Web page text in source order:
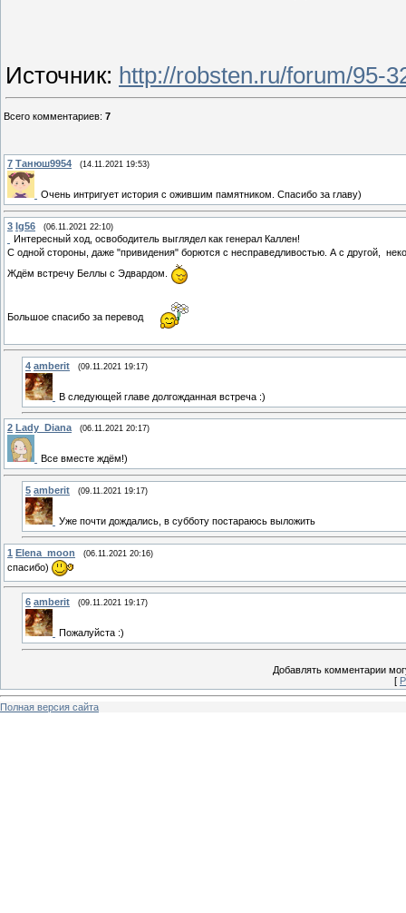
Источник: http://robsten.ru/forum/95-
Всего комментариев: 7
7 Танюш9954 (14.11.2021 19:53)
Очень интригует история с ожившим памятником. Спасибо за главу)
3 Ig56 (06.11.2021 22:10)
Интересный ход, освободитель выглядел как генерал Каллен!
С одной стороны, даже "привидения" борются с несправедливостью. А с другой,
Ждём встречу Беллы с Эдвардом.
Большое спасибо за перевод
4 amberit (09.11.2021 19:17)
В следующей главе долгожданная встреча :)
2 Lady_Diana (06.11.2021 20:17)
Все вместе ждём!)
5 amberit (09.11.2021 19:17)
Уже почти дождались, в субботу постараюсь выложить
1 Elena_moon (06.11.2021 20:16)
спасибо)
6 amberit (09.11.2021 19:17)
Пожалуйста :)
Добавлять комментарии
[
Полная версия сайта